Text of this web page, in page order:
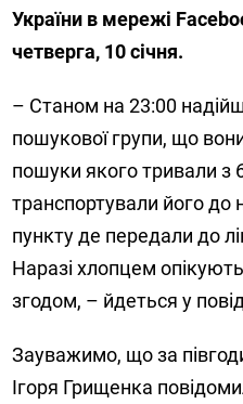
України в мережі
четверга, 10 січня.
– Станом на 23:00
пошукової групи, що
пошуки якого тривали з
транспортували його
пункту де передали до
Наразі хлопцем
згодом, – йдеться у
Зауважимо, що за
Ігоря Грищенка